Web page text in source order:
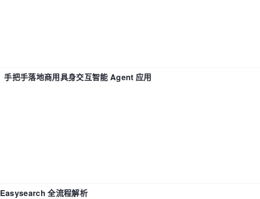
把手落地商用具身交互智能 Agent 应用
全流程解析